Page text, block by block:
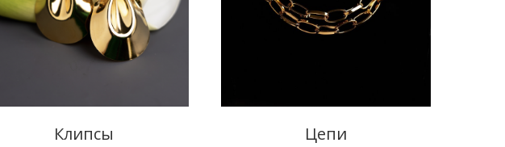
Клипсы Цепи